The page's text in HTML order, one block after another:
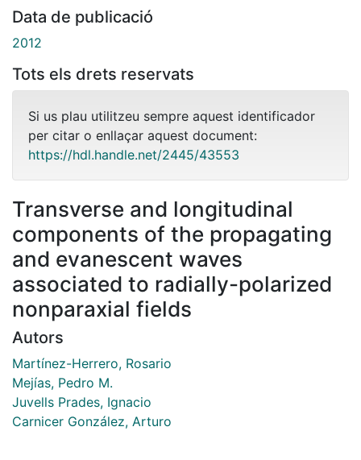
Data de publicació
2012
Tots els drets reservats
Si us plau utilitzeu sempre aquest identificador
per citar o enllaçar aquest document:
https://hdl.handle.net/2445/43553
Transverse and longitudinal
components of the propagating
and evanescent waves
associated to radially-polarized
nonparaxial fields
Autors
Martínez-Herrero, Rosario
Mejías, Pedro M.
Juvells Prades, Ignacio
Carnicer González, Arturo